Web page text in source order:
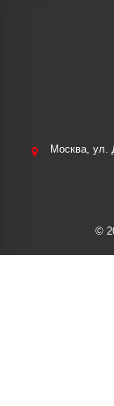
Москва, ул.
©